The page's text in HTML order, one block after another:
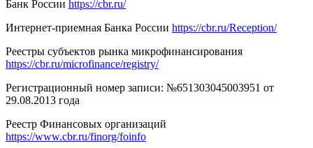
Банк России https://cbr.ru/
Интернет-приемная Банка России https://cbr.ru/Reception/
Реестры субъектов рынка микрофинансирования
https://cbr.ru/microfinance/registry/
Регистрационный номер записи: №651303045003951 от
29.08.2013 года
Реестр Финансовых организаций
https://www.cbr.ru/finorg/foinfo